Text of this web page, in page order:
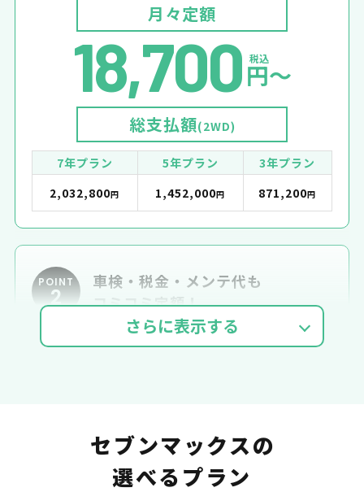
月々定額
18,700 税込
円〜
総支払額(2WD)
7年プラン 5年プラン
3年プラン
2,032,800円 1,452,000円 871,200円
POINT
2
車検・税金・メンテ代も
コミコミ定額！
セブンマックスの
選べるプラン